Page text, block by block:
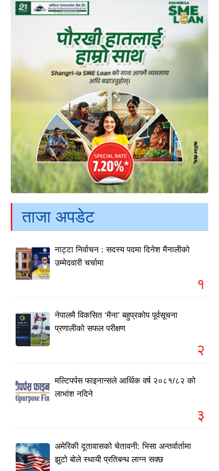
ताजा अपडेट
नाट्टा निर्वाचन : सदस्य पदमा दिनेश मैनालीको
उम्मेदवारी चर्चामा
१
नेपालमै विकसित ‘मैना’ बहुप्रकोप पूर्वसूचना
प्रणालीको सफल परीक्षण
२
मल्टिपर्पस फाइनान्सले आर्थिक वर्ष २०८१/८२ को
लाभांश नदिने
३
अमेरिकी दूतावासको चेतावनी: भिसा अन्तर्वार्तामा
झुटो बोले स्थायी प्रतिबन्ध लाग्न सक्छ